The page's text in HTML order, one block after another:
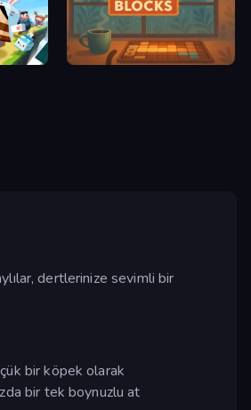
Cozy Blocks
dertlerinize sevimli bir
bir köpek olarak
bir tek boynuzlu at